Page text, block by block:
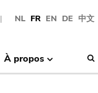
NL FR EN DE 中文
À propos